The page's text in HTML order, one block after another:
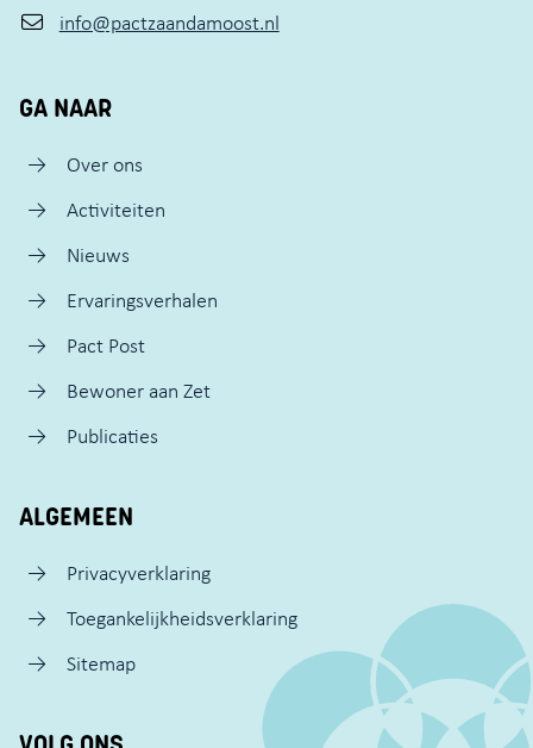
info@pactzaandamoost.nl
GA NAAR
Over ons
Activiteiten
Nieuws
Ervaringsverhalen
Pact Post
Bewoner aan Zet
Publicaties
ALGEMEEN
Privacyverklaring
Toegankelijkheidsverklaring
Sitemap